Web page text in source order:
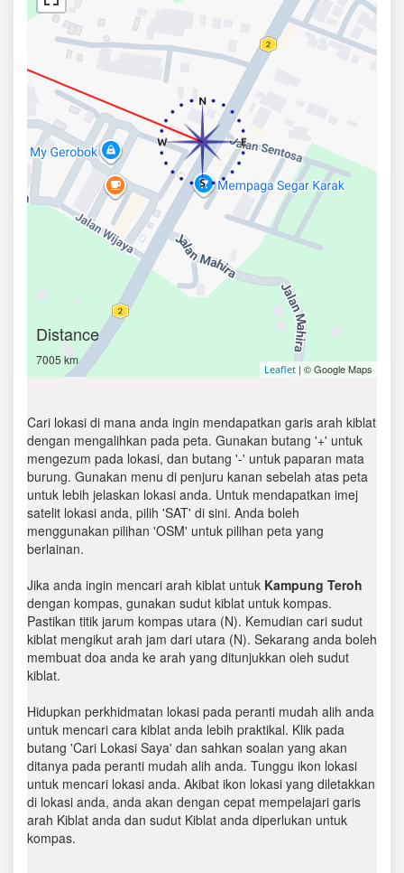
Distance
7005 km
Leaflet | © Google Maps
Cari lokasi di mana anda ingin mendapatkan garis arah kiblat
dengan mengalihkan pada peta. Gunakan butang '+' untuk
mengezum pada lokasi, dan butang '-' untuk paparan mata
burung. Gunakan menu di penjuru kanan sebelah atas peta
untuk lebih jelaskan lokasi anda. Untuk mendapatkan imej
satelit lokasi anda, pilih 'SAT' di sini. Anda boleh
menggunakan pilihan 'OSM' untuk pilihan peta yang
berlainan.
Jika anda ingin mencari arah kiblat untuk Kampung Teroh
dengan kompas, gunakan sudut kiblat untuk kompas.
Pastikan titik jarum kompas utara (N). Kemudian cari sudut
kiblat mengikut arah jam dari utara (N). Sekarang anda boleh
membuat doa anda ke arah yang ditunjukkan oleh sudut
kiblat.
Hidupkan perkhidmatan lokasi pada peranti mudah alih anda
untuk mencari cara kiblat anda lebih praktikal. Klik pada
butang 'Cari Lokasi Saya' dan sahkan soalan yang akan
ditanya pada peranti mudah alih anda. Tunggu ikon lokasi
untuk mencari lokasi anda. Akibat ikon lokasi yang diletakkan
di lokasi anda, anda akan dengan cepat mempelajari garis
arah Kiblat anda dan sudut Kiblat anda diperlukan untuk
kompas.